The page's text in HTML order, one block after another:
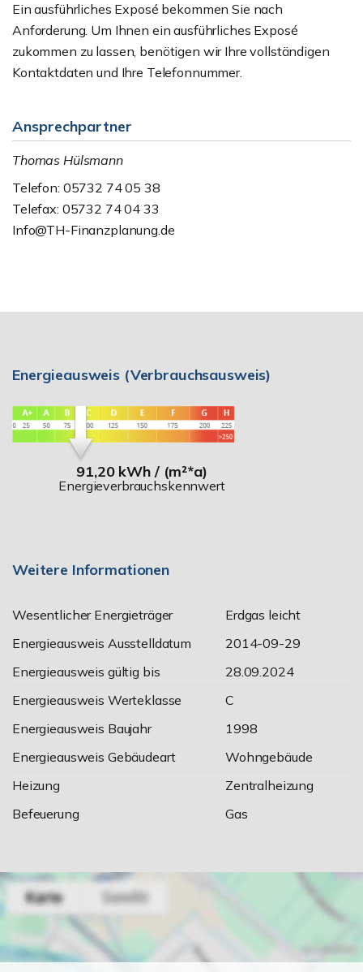
Ein ausführliches Exposé bekommen Sie nach
Anforderung. Um Ihnen ein ausführliches Exposé
zukommen zu lassen, benötigen wir Ihre vollständigen
Kontaktdaten und Ihre Telefonnummer.
Ansprechpartner
Thomas Hülsmann
Telefon: 05732 74 05 38
Telefax: 05732 74 04 33
Info@TH-Finanzplanung.de
Energieausweis (Verbrauchsausweis)
91,20 kWh / (m²*a)
Energieverbrauchskennwert
Weitere Informationen
Wesentlicher Energieträger
Erdgas leicht
Energieausweis Ausstelldatum
2014-09-29
Energieausweis gültig bis
28.09.2024
Energieausweis Werteklasse
C
Energieausweis Baujahr
1998
Energieausweis Gebäudeart
Wohngebäude
Heizung
Zentralheizung
Befeuerung
Gas